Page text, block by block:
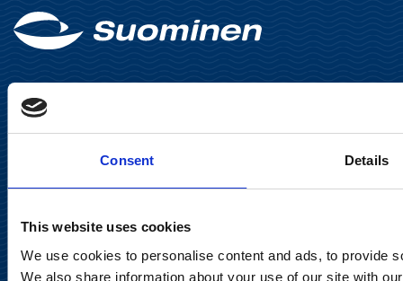
Consent Details
This website uses cookies
We use cookies to personalise content and ads, to provide
We also share information about your use of our site with
Suominen Oyj
02150 Espoo
Puh. 010 214 300